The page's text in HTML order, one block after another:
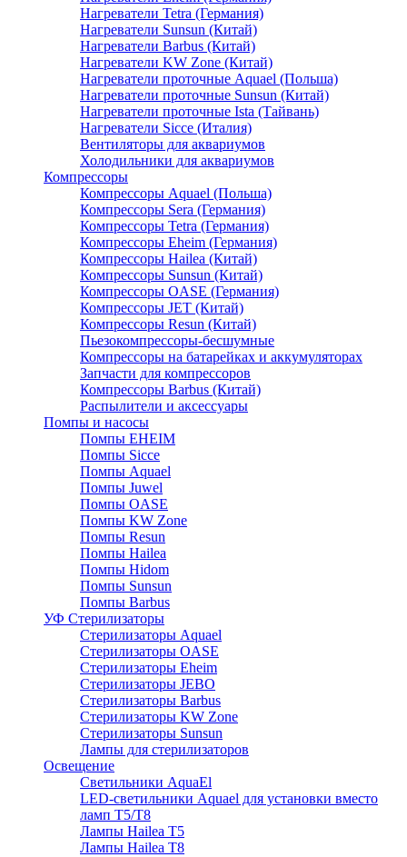
Нагреватели Tetra (Германия)
Нагреватели Sunsun (Китай)
Нагреватели Barbus (Китай)
Нагреватели KW Zone (Китай)
Нагреватели проточные Aquael (Польша)
Нагреватели проточные Sunsun (Китай)
Нагреватели проточные Ista (Тайвань)
Нагреватели Sicce (Италия)
Вентиляторы для аквариумов
Холодильники для аквариумов
Компрессоры
Компрессоры Aquael (Польша)
Компрессоры Sera (Германия)
Компрессоры Tetra (Германия)
Компрессоры Eheim (Германия)
Компрессоры Hailea (Китай)
Компрессоры Sunsun (Китай)
Компрессоры OASE (Германия)
Компрессоры JET (Китай)
Компрессоры Resun (Китай)
Пьезокомпрессоры-бесшумные
Компрессоры на батарейках и аккумуляторах
Запчасти для компрессоров
Компрессоры Barbus (Китай)
Распылители и аксессуары
Помпы и насосы
Помпы EHEIM
Помпы Sicce
Помпы Aquael
Помпы Juwel
Помпы OASE
Помпы KW Zone
Помпы Resun
Помпы Hailea
Помпы Hidom
Помпы Sunsun
Помпы Barbus
УФ Стерилизаторы
Стерилизаторы Aquael
Стерилизаторы OASE
Стерилизаторы Eheim
Стерилизаторы JEBO
Стерилизаторы Barbus
Стерилизаторы KW Zone
Стерилизаторы Sunsun
Лампы для стерилизаторов
Освещение
Cветильники AquaEl
LED-светильники Aquael для установки вместо
ламп Т5/Т8
Лампы Hailea Т5
Лампы Hailea Т8